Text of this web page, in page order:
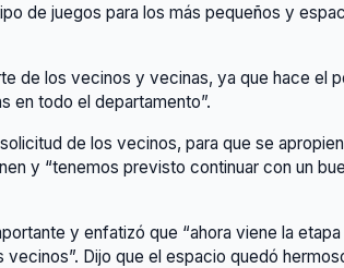
de juegos para los más pequeños y
de los vecinos y vecinas, ya que hace el
en todo el departamento”.
de los vecinos, para que se
y “tenemos previsto continuar con un
y enfatizó que “ahora viene la
Dijo que el espacio quedó